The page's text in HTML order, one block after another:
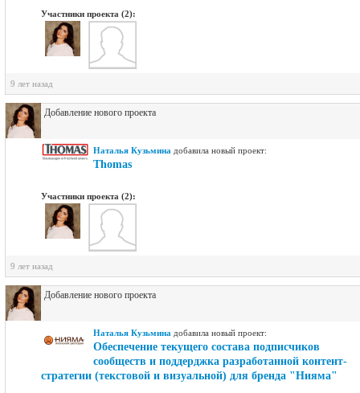
Участники проекта (2):
9 лет назад
Добавление нового проекта
Наталья Кузьмина добавилa новый проект:
Thomas
Участники проекта (2):
9 лет назад
Добавление нового проекта
Наталья Кузьмина добавилa новый проект:
Обеспечение текущего состава подписчиков
сообществ и поддерджка разработанной контент-
стратегии (текстовой и визуальной) для бренда "Нияма"